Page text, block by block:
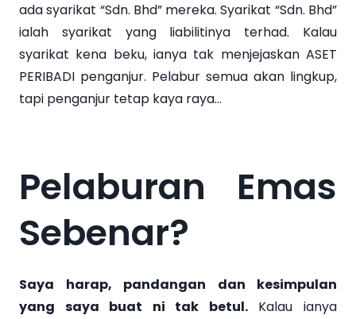
ada syarikat “Sdn. Bhd” mereka. Syarikat “Sdn. Bhd”
ialah syarikat yang liabilitinya terhad. Kalau
syarikat kena beku, ianya tak menjejaskan ASET
PERIBADI penganjur. Pelabur semua akan lingkup,
tapi penganjur tetap kaya raya…
Pelaburan Emas
Sebenar?
Saya harap, pandangan dan kesimpulan
yang saya buat ni tak betul.Kalau ianya